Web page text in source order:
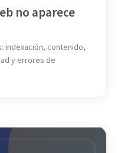
no aparece
indexación, contenido,
y errores de